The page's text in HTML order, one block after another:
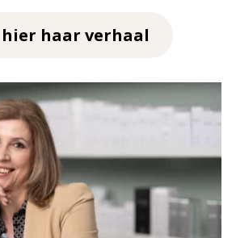
hier haar verhaal